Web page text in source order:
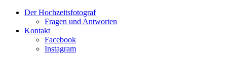
Der Hochzeitsfotograf
Fragen und Antworten
Kontakt
Facebook
Instagram